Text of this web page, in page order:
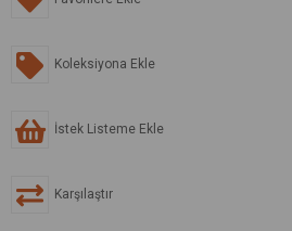
Koleksiyona Ekle
İstek Listeme Ekle
Karşılaştır